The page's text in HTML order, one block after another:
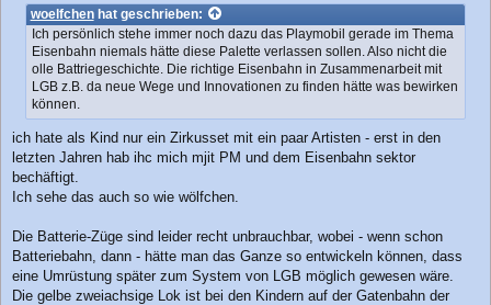
i
t
woelfchenhat geschrieben:
Ich persönlich stehe immer noch dazu das Playmobil gerade im Thema
Eisenbahn niemals hätte diese Palette verlassen sollen. Also nicht die
olle Battriegeschichte. Die richtige Eisenbahn in Zusammenarbeit mit
LGB z.B. da neue Wege und Innovationen zu finden hätte was bewirken
können.
ich hate als Kind nur ein Zirkusset mit ein paar Artisten - erst in den
letzten Jahren hab ihc mich mjit PM und dem Eisenbahn sektor
bechäftigt.
Ich sehe das auch so wie wölfchen.
Die Batterie-Züge sind leider recht unbrauchbar, wobei - wenn schon
Batteriebahn, dann - hätte man das Ganze so entwickeln können, dass
eine Umrüstung später zum System von LGB möglich gewesen wäre.
Die gelbe zweiachsige Lok ist bei den Kindern auf der Gatenbahn der